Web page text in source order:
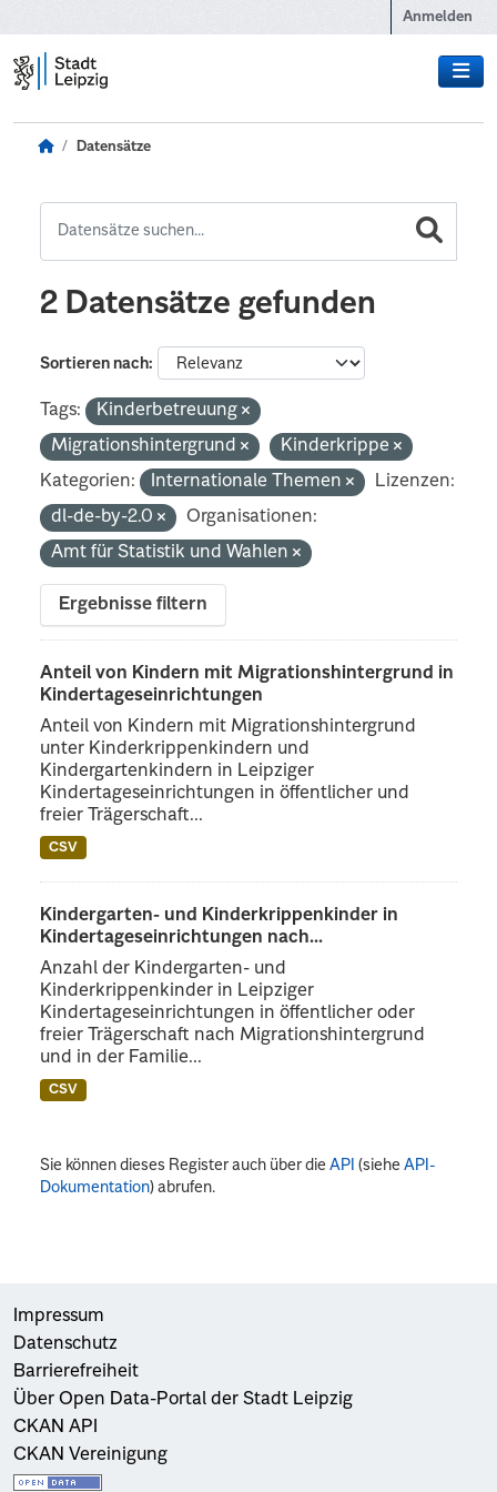
Anmelden
Datensätze
2 Datensätze gefunden
Sortieren nach
Tags:
Kinderbetreuung
Migrationshintergrund
Kinderkrippe
Kategorien:
Internationale Themen
Lizenzen:
dl-de-by-2.0
Organisationen:
Amt für Statistik und Wahlen
Ergebnisse filtern
Anteil von Kindern mit Migrationshintergrund in
Kindertageseinrichtungen
Anteil von Kindern mit Migrationshintergrund
unter Kinderkrippenkindern und
Kindergartenkindern in Leipziger
Kindertageseinrichtungen in öffentlicher und
freier Trägerschaft...
CSV
Kindergarten- und Kinderkrippenkinder in
Kindertageseinrichtungen nach...
Anzahl der Kindergarten- und
Kinderkrippenkinder in Leipziger
Kindertageseinrichtungen in öffentlicher oder
freier Trägerschaft nach Migrationshintergrund
und in der Familie...
CSV
Sie können dieses Register auch über dieAPI (sieheAPI-
Dokumentation) abrufen.
Impressum
Datenschutz
Barrierefreiheit
Über Open Data-Portal der Stadt Leipzig
CKAN API
CKAN Vereinigung